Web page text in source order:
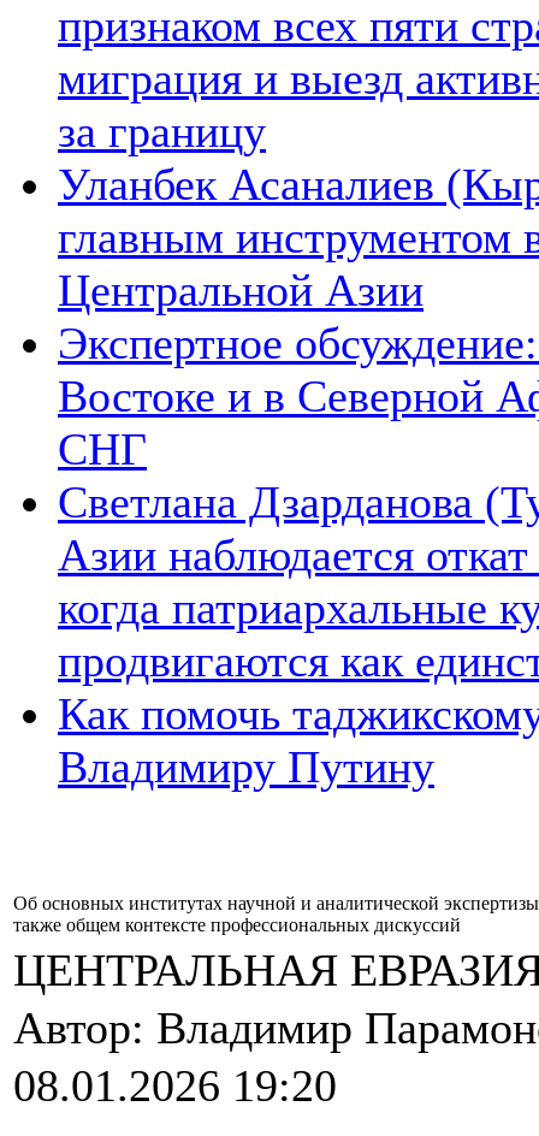
признаком всех пяти
миграция и выезд
за границу
Уланбек Асаналиев
главным инструментом
Центральной Азии
Экспертное
Востоке и в Северной
СНГ
Светлана Дзарданова
Азии наблюдается
когда патриархальные
продвигаются как
Как помочь
Владимиру Путину
Об основных институтах научной и аналитической
также общем контексте профессиональных дискуссий
ЦЕНТРАЛЬНАЯ
Автор: Владимир
08.01.2026 19:20